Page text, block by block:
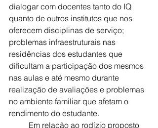
dialogar com docentes tanto do IQ
quanto de outros institutos que nos
oferecem disciplinas de serviço;
problemas infraestruturais nas
residências dos estudantes que
dificultam a participação dos mesmos
nas aulas e até mesmo durante
realização de avaliações e problemas
no ambiente familiar que afetam o
rendimento do estudante.